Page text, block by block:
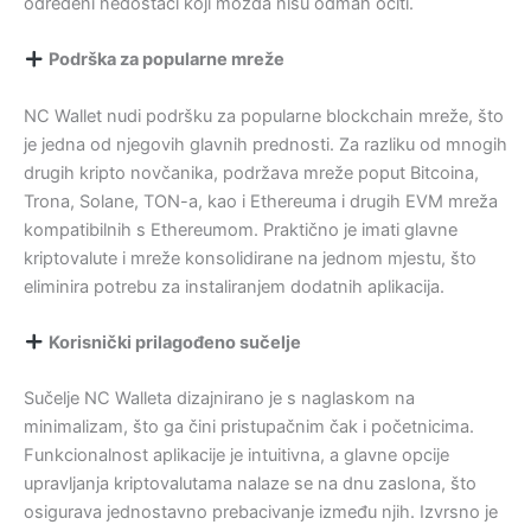
Podrška za popularne mreže
NC Wallet nudi podršku za popularne blockchain mreže, što
je jedna od njegovih glavnih prednosti. Za razliku od mnogih
drugih kripto novčanika, podržava mreže poput Bitcoina,
Trona, Solane, TON-a, kao i Ethereuma i drugih EVM mreža
kompatibilnih s Ethereumom. Praktično je imati glavne
kriptovalute i mreže konsolidirane na jednom mjestu, što
eliminira potrebu za instaliranjem dodatnih aplikacija.
Korisnički prilagođeno sučelje
Sučelje NC Walleta dizajnirano je s naglaskom na
minimalizam, što ga čini pristupačnim čak i početnicima.
Funkcionalnost aplikacije je intuitivna, a glavne opcije
upravljanja kriptovalutama nalaze se na dnu zaslona, ​​što
osigurava jednostavno prebacivanje između njih. Izvrsno je